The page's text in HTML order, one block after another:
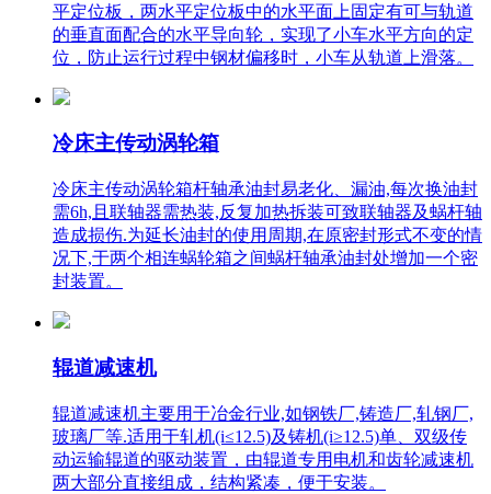
平定位板，两水平定位板中的水平面上固定有可与轨道
的垂直面配合的水平导向轮，实现了小车水平方向的定
位，防止运行过程中钢材偏移时，小车从轨道上滑落。
冷床主传动涡轮箱
冷床主传动涡轮箱杆轴承油封易老化、漏油,每次换油封
需6h,且联轴器需热装,反复加热拆装可致联轴器及蜗杆轴
造成损伤.为延长油封的使用周期,在原密封形式不变的情
况下,于两个相连蜗轮箱之间蜗杆轴承油封处增加一个密
封装置。
辊道减速机
辊道减速机主要用于冶金行业,如钢铁厂,铸造厂,轧钢厂,
玻璃厂等.适用于轧机(i≤12.5)及铸机(i≥12.5)单、双级传
动运输辊道的驱动装置，由辊道专用电机和齿轮减速机
两大部分直接组成，结构紧凑，便于安装。